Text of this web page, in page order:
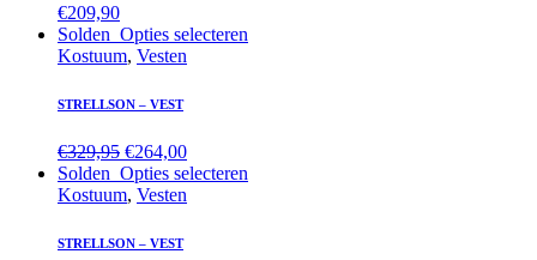
€209,90
Solden Opties selecteren
Kostuum, Vesten
STRELLSON – VEST
€329,95 €264,00
Solden Opties selecteren
Kostuum, Vesten
STRELLSON – VEST